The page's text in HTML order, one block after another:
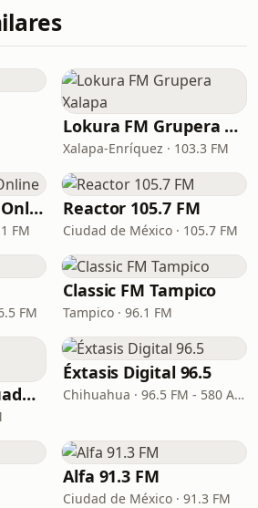
Lokura FM Grupera Xalapa
Xalapa-Enríquez · 103.3 FM
Universal Stereo Online
FM
Reactor 105.7 FM
Ciudad de México · 105.7 FM
FM
Classic FM Tampico
Tampico · 96.1 FM
Éxtasis Digital Guadalajara
Éxtasis Digital 96.5
Chihuahua · 96.5 FM - 580 AM
Alfa 91.3 FM
Ciudad de México · 91.3 FM